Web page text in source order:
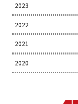
2023
2022
2021
2020